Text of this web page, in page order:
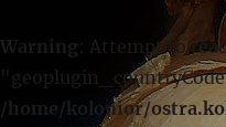
Warning : Attempt to
/home/kolonior/